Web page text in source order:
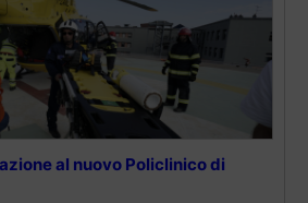
al nuovo Policlinico di